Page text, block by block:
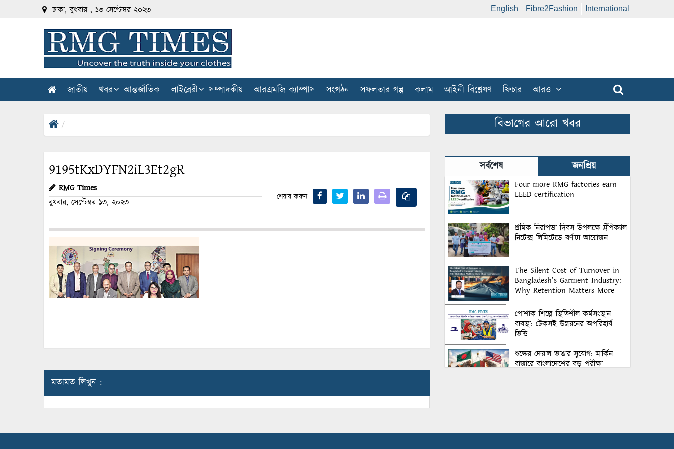
ঢাকা, বুধবার , ১৩ সেপ্টেম্বর ২০২৩ English Fibre2Fashion International
জাতীয় খবর আন্তর্জাতিক লাইব্রেরী সম্পাদকীয় আরএমজি ক্যাম্পাস সংগঠন সফলতার গল্প কলাম আইনী বিশ্লেষণ ফিচার আরও
9195tKxDYFN2iL3Et2gR
RMG Times
বুধবার, সেপ্টেম্বর ১৩, ২০২৩
শেয়ার করুন
মতামত লিখুন :
বিভাগের আরো খবর
সর্বশেষ জনপ্রিয়
Four more RMG factories earn
LEED certification
শ্রমিক নিরাপত্তা দিবস উপলক্ষে ট্রপিক্যাল
নিটেক্স লিমিটেডে বর্ণাঢ্য আয়োজন
The Silent Cost of Turnover in
Bangladesh’s Garment Industry:
Why Retention Matters More
পোশাক শিল্পে স্থিতিশীল কর্মসংস্থান
ব্যবস্থা: টেকসই উন্নয়নের অপরিহার্য
ভিত্তি
শুল্কের দেয়াল ভাঙার সুযোগ: মার্কিন
বাজারে বাংলাদেশের বড় পরীক্ষা